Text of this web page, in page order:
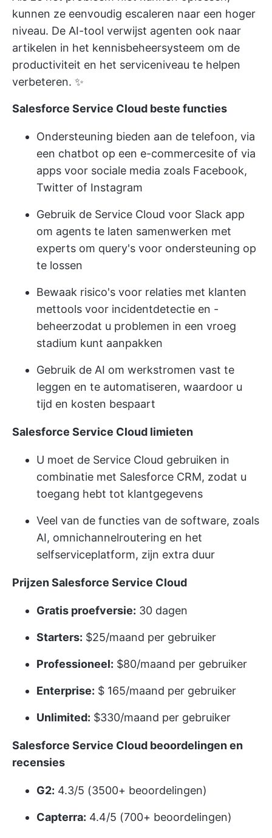
kunnen ze eenvoudig escaleren naar een hoger
niveau. De AI-tool verwijst agenten ook naar
artikelen in het kennisbeheersysteem om de
productiviteit en het serviceniveau te helpen
verbeteren. ✨
Salesforce Service Cloud beste functies
Ondersteuning bieden aan de telefoon, via
een chatbot op een e-commercesite of via
apps voor sociale media zoals Facebook,
Twitter of Instagram
Gebruik de Service Cloud voor Slack app
om agents te laten samenwerken met
experts om query's voor ondersteuning op
te lossen
Bewaak risico's voor relaties met klanten
mettools voor incidentdetectie en -
beheerzodat u problemen in een vroeg
stadium kunt aanpakken
Gebruik de AI om werkstromen vast te
leggen en te automatiseren, waardoor u
tijd en kosten bespaart
Salesforce Service Cloud limieten
U moet de Service Cloud gebruiken in
combinatie met Salesforce CRM, zodat u
toegang hebt tot klantgegevens
Veel van de functies van de software, zoals
AI, omnichannelroutering en het
selfserviceplatform, zijn extra duur
Prijzen Salesforce Service Cloud
Gratis proefversie: 30 dagen
Starters: $25/maand per gebruiker
Professioneel: $80/maand per gebruiker
Enterprise: $ 165/maand per gebruiker
Unlimited: $330/maand per gebruiker
Salesforce Service Cloud beoordelingen en
recensies
G2: 4.3/5 (3500+ beoordelingen)
Capterra: 4.4/5 (700+ beoordelingen)